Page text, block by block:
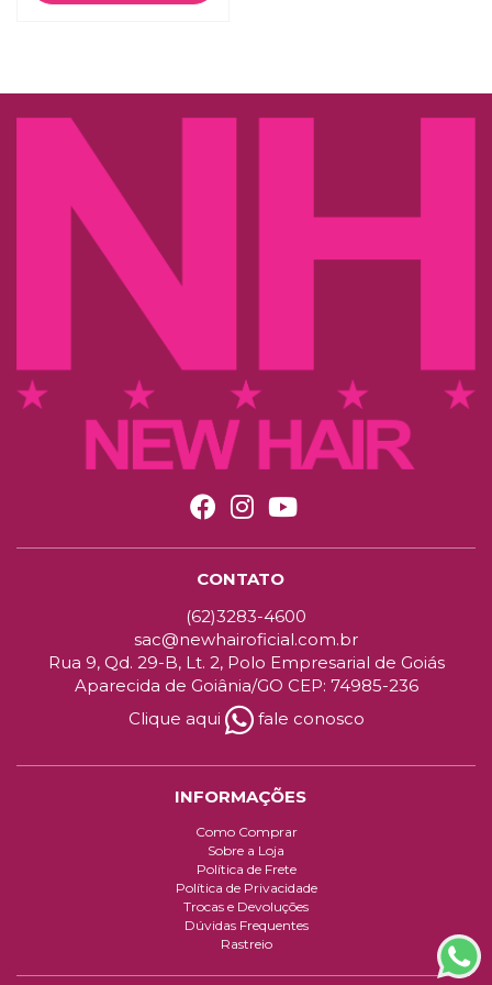
CONTATO
(62)3283-4600
sac@newhairoficial.com.br
Rua 9, Qd. 29-B, Lt. 2, Polo Empresarial de Goiás
Aparecida de Goiânia/GO CEP: 74985-236
Clique aqui
fale conosco
INFORMAÇÕES
Como Comprar
Sobre a Loja
Política de Frete
Política de Privacidade
Trocas e Devoluções
Dúvidas Frequentes
Rastreio